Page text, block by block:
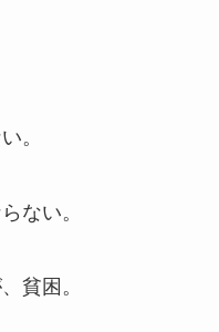
。
ない。
貧困。